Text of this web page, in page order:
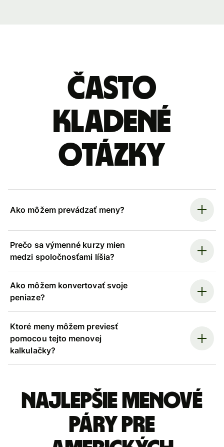
Často
kladené
otázky
Ako môžem prevádzať meny?
Prečo sa výmenné kurzy mien
medzi spoločnosťami líšia?
Ako môžem konvertovať svoje
peniaze?
Ktoré meny môžem previesť
pomocou tejto menovej
kalkulačky?
Najlepšie menové
páry pre